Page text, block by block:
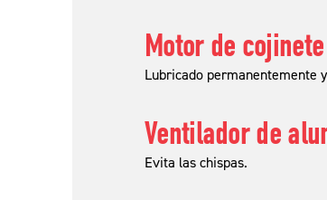
Motor de
Lubricado permanentemente
Ventilador de
Evita las chispas.